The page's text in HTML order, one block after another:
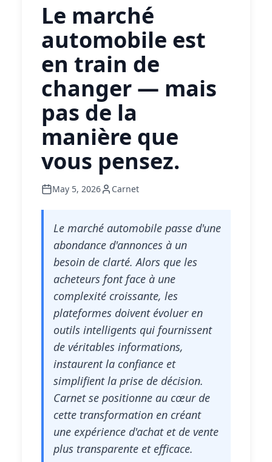
Le marché
automobile est
en train de
changer — mais
pas de la
manière que
vous pensez.
May 5, 2026 Carnet
Le marché automobile passe d'une
abondance d'annonces à un
besoin de clarté. Alors que les
acheteurs font face à une
complexité croissante, les
plateformes doivent évoluer en
outils intelligents qui fournissent
de véritables informations,
instaurent la confiance et
simplifient la prise de décision.
Carnet se positionne au cœur de
cette transformation en créant
une expérience d'achat et de vente
plus transparente et efficace.